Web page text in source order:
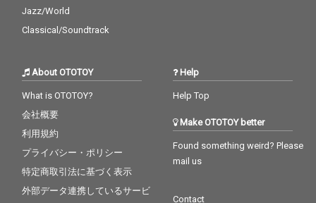
Jazz/World
Classical/Soundtrack
About OTOTOY
What is OTOTOY?
会社概要
利用規約
プライバシー・ポリシー
特定商取引法に基づく表示
外部データ連携しているサービ
Help
Help Top
Make OTOTOY better
Found something weird? Please
mail us
Contact